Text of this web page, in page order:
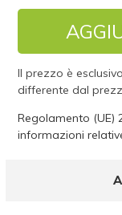
Il prezzo è
differente dal
Regolamento (UE)
informazioni